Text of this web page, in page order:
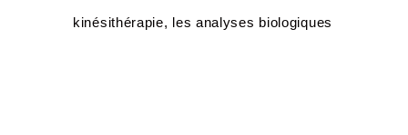
kinésithérapie, les analyses biologiques